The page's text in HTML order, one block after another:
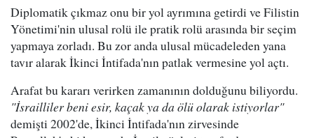
Diplomatik çıkmaz onu bir yol ayrımına getirdi ve Filistin
Yönetimi'nin ulusal rolü ile pratik rolü arasında bir seçim
yapmaya zorladı. Bu zor anda ulusal mücadeleden yana
tavır alarak İkinci İntifada'nın patlak vermesine yol açtı.
Arafat bu kararı verirken zamanının dolduğunu biliyordu.
"İsrailliler beni esir, kaçak ya da ölü olarak istiyorlar"
demişti 2002'de, İkinci İntifada'nın zirvesinde